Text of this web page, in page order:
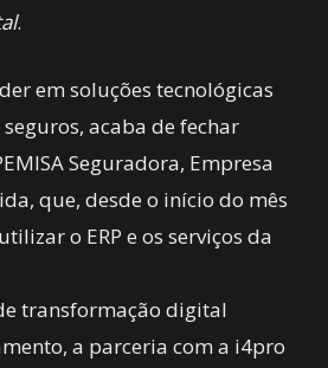
.
em soluções tecnológicas
acaba de fechar
Seguradora, Empresa
que, desde o início do mês
o ERP e os serviços da
transformação digital
a parceria com a i4pro